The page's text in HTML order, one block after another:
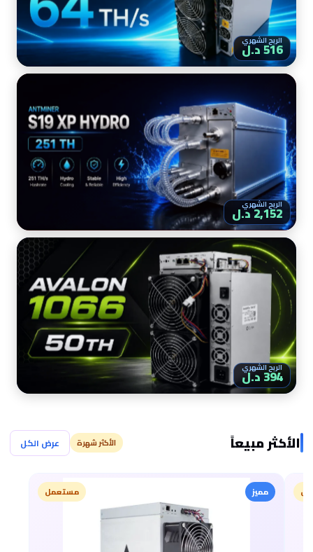
الربح الشهري
516 د.ل
الربح الشهري
2,152 د.ل
الربح الشهري
394 د.ل
الأكثر مبيعاً الأكثر شهرة عرض الكل
مميز مستعمل